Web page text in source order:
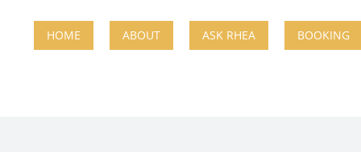
HOME ABOUT ASK RHEA BOOKING